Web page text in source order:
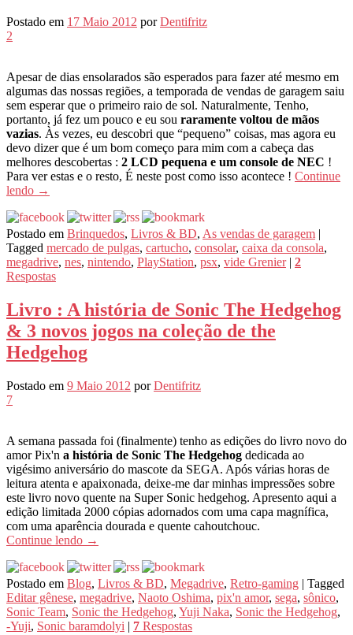
Postado em 17 Maio 2012 porDentifritz
2
Apesar de dias ensolarados são esperados para fazer até mesmo em
algumas das nossas regiões, a temporada de vendas de garagem saiu
sem esperar que o primeiro raio de sol. Naturalmente, Tenho,
portanto, já fez um pouco e eu sou raramente voltou de mãos
vazias. Às vezes, eu descobri que “pequeno” coisas, mas agora eu
devo dizer que é um bom começo para mim com a cabeça das
melhores descobertas : 2 LCD pequena e um console de NEC !
Para ver estas e o resto, É neste post como isso acontece ! Continue
lendo →
Postado em Brinquedos, Livros & BD, As vendas de garagem |
Tagged mercado de pulgas, cartucho, consolar, caixa da consola,
megadrive, nes, nintendo, PlayStation, psx, vide Grenier | 2
Respostas
Livro : A história de Sonic The Hedgehog
& 3 novos jogos na coleção de the
Hedgehog
Postado em 9 Maio 2012 porDentifritz
7
A semana passada foi (finalmente) tenho as edições do livro novo do
amor Pix'n a história de Sonic The Hedgehog dedicada ao
vigésimo aniversário do mascote da SEGA. Após várias horas de
leitura atenta e apaixonada, deixe-me dar minhas impressões sobre
este livro novo quente na Super Sonic hedgehog. Apresento aqui a
edição limitada 2000 cópias adornados com uma capa magnífica,
com uma aparência dourada e quente cahoutchouc.
Continue lendo →
Postado em Blog, Livros & BD, Megadrive, Retro-gaming | Tagged
Editar gênese, megadrive, Naoto Oshima, pix'n amor, sega, sônico,
Sonic Team, Sonic the Hedgehog, Yuji Naka, Sonic the Hedgehog,
-Yuji, Sonic baramdolyi | 7 Respostas